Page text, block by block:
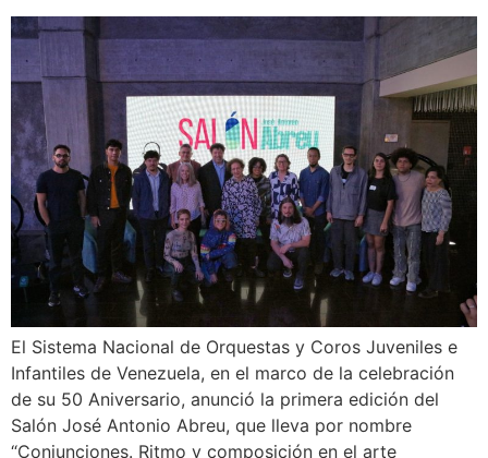
El Sistema Nacional de Orquestas y Coros Juveniles e
Infantiles de Venezuela, en el marco de la celebración
de su 50 Aniversario, anunció la primera edición del
Salón José Antonio Abreu, que lleva por nombre
“Conjunciones. Ritmo y composición en el arte